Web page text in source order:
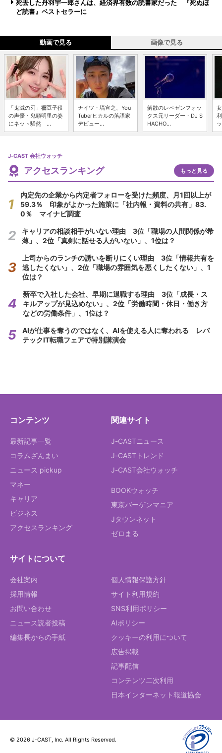
死去した丹羽宇一郎さんは、経済界有数の読書家だった 『死ぬほ
ど読書』ベストセラーに
動画で見る 画像で見る
「鬼滅の刃」禰豆子役
の声優・鬼頭明里の姿
にネット騒然 ...
ナイツ・塙宣之、You
Tuberヒカルの落語家
デビュー...
解散のレペゼンフォッ
クス元リーダー・DJ S
HACHO...
J-CAST 会社ウォッチ
アクセスランキング もっと見る
内定先の企業から内定者フォローを受けた頻度、月1回以上が
59.3％ 印象がよかった施策に「社内報・資料の共有」83.
0％ マイナビ調査
キャリアの相談相手がいない理由 3位「職場の人間関係が希
薄」、2位「真剣に話せる人がいない」、1位は？
上司からのランチの誘いを断りにくい理由 3位「情報共有を
逃したくない」、2位「職場の雰囲気を悪くしたくない」、1
位は？
新卒で入社した会社、早期に退職する理由 3位「成長・ス
キルアップが見込めない」、2位「労働時間・休日・働き方
などの労働条件」、1位は？
AIが仕事を奪うのではなく、AIを使える人に奪われる レバ
テックIT転職フェアで特別講演会
コンテンツ
最新記事一覧
コラムざんまい
ニュース pickup
マネー
キャリア
ビジネス
アクセスランキング
関連サイト
J-CASTニュース
J-CASTトレンド
J-CAST会社ウォッチ
BOOKウォッチ
東京バーゲンマニア
Jタウンネット
ゼロまる
サイトについて
会社案内
採用情報
お問い合わせ
ニュース読者投稿
編集長からの手紙
個人情報保護方針
サイト利用規約
SNS利用ポリシー
AIポリシー
クッキーの利用について
広告掲載
記事配信
コンテンツ二次利用
日本インターネット報道協会
© 2026 J-CAST, Inc. All Rights Reserved.